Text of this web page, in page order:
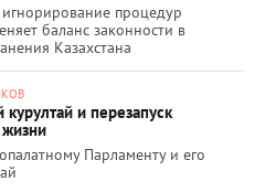
процедур
баланс законности в
Казахстана
и перезапуск
Парламенту и его